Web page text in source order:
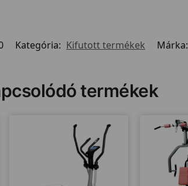
Kategória: Kifutott termékek Márka:
termékek